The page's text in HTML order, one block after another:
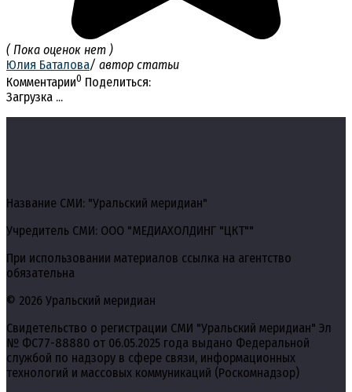
( Пока оценок нет )
Юлия Баталова/ автор статьи
Комментарии0 Поделиться:
Загрузка ...
Название СМИ: "Уральский меридиан"
Учредитель СМИ: ООО "МЕДИАХОЛДИНГ "ЦКТ""
При использовании материалов ссылка на агентство
обязательна
© 2026 Уральский меридиан
Свидетельство о регистрации СМИ "Уральский меридиан" Эл
№ ФС77-88880 от 06.05.2025 года выдано Федеральной
службой по надзору в сфере связи, информационных
технологий и массовых коммуникаций (Роскомнадзор)